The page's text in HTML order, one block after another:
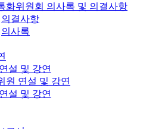
화위원회 의사록 및 의결사항
의결사항
의사록
설 및 강연
원 연설 및 강연
설 및 강연